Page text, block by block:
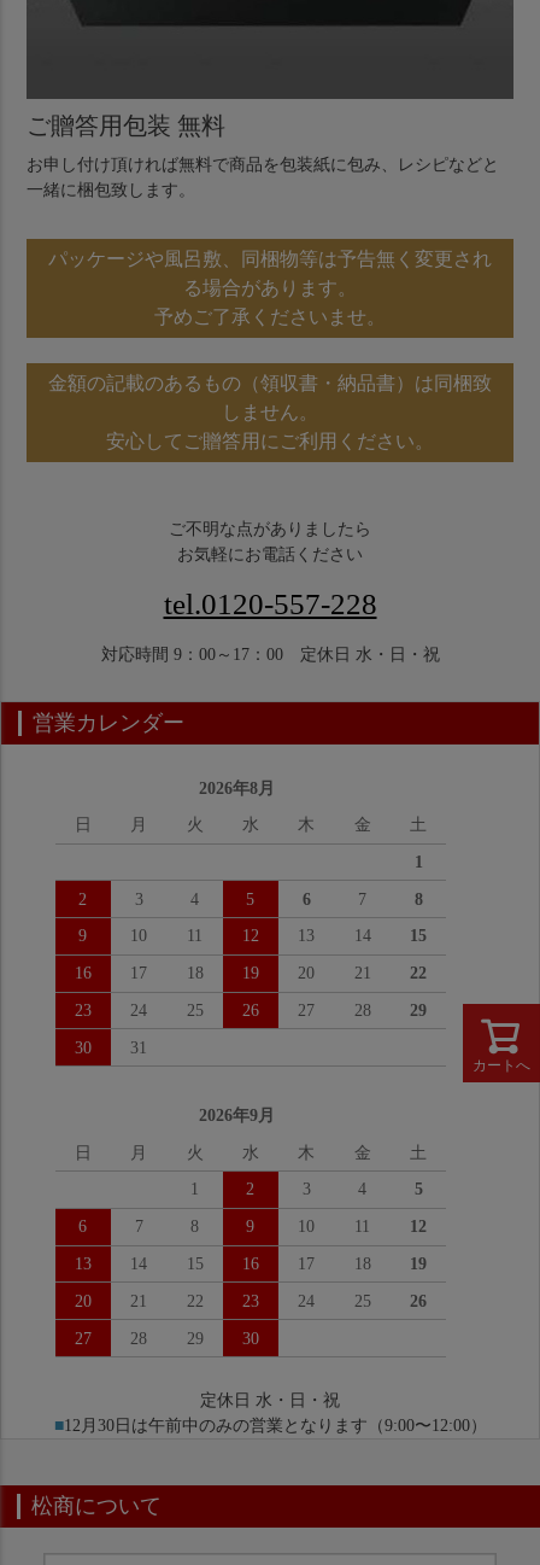
カートへ
ご贈答用包装 無料
お申し付け頂ければ無料で商品を包装紙に包み、レシピなどと
一緒に梱包致します。
パッケージや風呂敷、同梱物等は予告無く変更され
る場合があります。
予めご了承くださいませ。
金額の記載のあるもの（領収書・納品書）は同梱致
しません。
安心してご贈答用にご利用ください。
ご不明な点がありましたら
お気軽にお電話ください
tel.0120-557-228
対応時間 9：00～17：00 定休日 水・日・祝
営業カレンダー
2026年8月
日 月 火 水 木 金 土
1
2 3 4 5 6 7 8
9 10 11 12 13 14 15
16 17 18 19 20 21 22
23 24 25 26 27 28 29
30 31
2026年9月
日 月 火 水 木 金 土
1 2 3 4 5
6 7 8 9 10 11 12
13 14 15 16 17 18 19
20 21 22 23 24 25 26
27 28 29 30
定休日 水・日・祝
■12月30日は午前中のみの営業となります（9:00〜12:00）
松商について